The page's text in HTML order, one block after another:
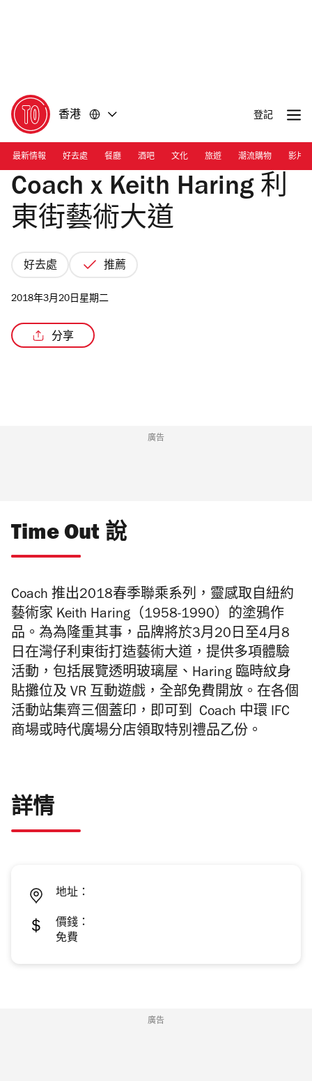
香港 登記
最新情報 好去處 餐廳 酒吧 文化 旅遊 潮流購物 影片
Coach x Keith Haring 利
東街藝術大道
好去處 推薦
2018年3月20日星期二
分享
廣告
Time Out 說
Coach 推出2018春季聯乘系列，靈感取自紐約
藝術家 Keith Haring（1958-1990）的塗鴉作
品。為為隆重其事，品牌將於3月20日至4月8
日在灣仔利東街打造藝術大道，提供多項體驗
活動，包括展覽透明玻璃屋、Haring 臨時紋身
貼攤位及 VR 互動遊戲，全部免費開放。在各個
活動站集齊三個蓋印，即可到 Coach 中環 IFC
商場或時代廣場分店領取特別禮品乙份。
詳情
地址：
價錢：
免費
廣告